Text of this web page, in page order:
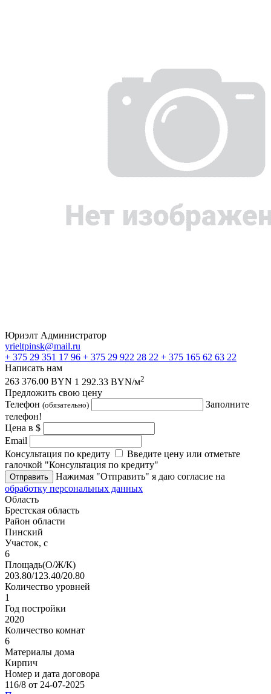
Юриэлт Администратор
yrieltpinsk@mail.ru
+ 375 29 351 17 96 + 375 29 922 28 22 + 375 165 62 63 22
Написать нам
263 376.00 BYN 1 292.33 BYN/м2
Предложить свою цену
Телефон (обязательно)
Заполните
телефон!
Цена в $
Email
Консультация по кредиту
Введите цену или отметьте
галочкой "Консультация по кредиту"
Отправить
Нажимая "Отправить" я даю согласие на
обработку персональных данных
Область
Брестская область
Район области
Пинский
Участок, с
6
Площадь(О/Ж/К)
203.80/123.40/20.80
Количество уровней
1
Год постройки
2020
Количество комнат
6
Материалы дома
Кирпич
Номер и дата договора
116/8 от 24-07-2025